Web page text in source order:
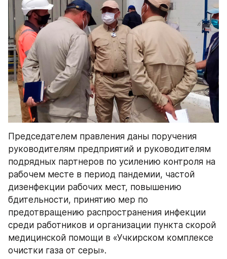
Председателем правления даны поручения
руководителям предприятий и руководителям
подрядных партнеров по усилению контроля на
рабочем месте в период пандемии, частой
дизенфекции рабочих мест, повышению
бдительности, принятию мер по
предотвращению распространения инфекции
среди работников и организации пункта скорой
медицинской помощи в «Учкирском комплексе
очистки газа от серы».